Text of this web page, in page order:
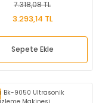
7.318,08 TL
3.293,14 TL
Sepete Ekle